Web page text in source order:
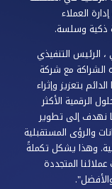
العملاء
ذكية وسلسة.
الرئيس التنفيذي
مع شركة
بتعزيز وإثراء
الرقمية الأكثر
نهدف إلى تطوير
والرؤى المستقبلية
وهذا يشكل تكملةً
عملائنا المتجددة